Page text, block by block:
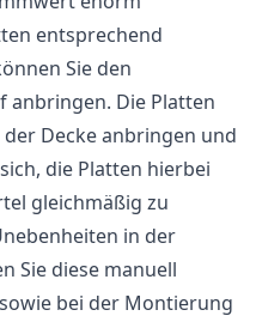
entsprechend
Sie den
Die Platten
Decke anbringen und
die Platten hierbei
gleichmäßig zu
in der
Sie diese manuell
bei der Montierung